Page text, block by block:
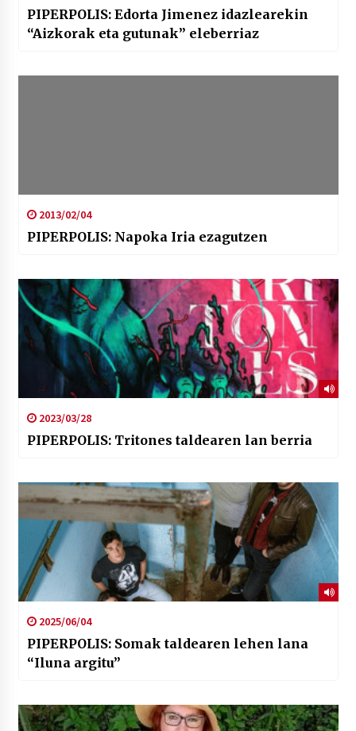
PIPERPOLIS: Edorta Jimenez idazlearekin
“Aizkorak eta gutunak” eleberriaz
2013/02/04
PIPERPOLIS: Napoka Iria ezagutzen
2023/03/28
PIPERPOLIS: Tritones taldearen lan berria
2025/06/04
PIPERPOLIS: Somak taldearen lehen lana
“Iluna argitu”